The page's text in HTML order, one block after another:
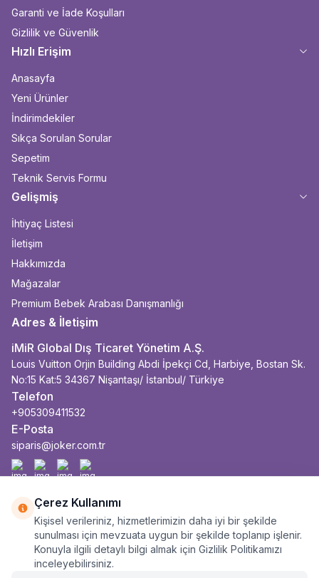
Garanti ve İade Koşulları
Gizlilik ve Güvenlik
Hızlı Erişim
Anasayfa
Yeni Ürünler
İndirimdekiler
Sıkça Sorulan Sorular
Sepetim
Teknik Servis Formu
Gelişmiş
İhtiyaç Listesi
İletişim
Hakkımızda
Mağazalar
Premium Bebek Arabası Danışmanlığı
Adres & İletişim
iMiR Global Dış Ticaret Yönetim A.Ş.
Louis Vuitton Orjin Building Abdi İpekçi Cd, Harbiye, Bostan Sk.
No:15 Kat:5 34367 Nişantaşı/ İstanbul/ Türkiye
Telefon
+905309411532
E-Posta
siparis@joker.com.tr
Facebook
İnstagram
YoutubeLinkedin
Çerez Kullanımı
Kişisel verileriniz, hizmetlerimizin daha iyi bir şekilde
sunulması için mevzuata uygun bir şekilde toplanıp işlenir.
Konuyla ilgili detaylı bilgi almak için Gizlilik Politikamızı
inceleyebilirsiniz.